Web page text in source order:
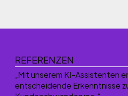
REFERENZEN
„Mit unserem KI-Assistenten
entscheidende Erkenntnisse